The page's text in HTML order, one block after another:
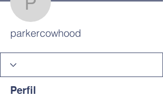
parkercowhood
parkercowhood
Perfil